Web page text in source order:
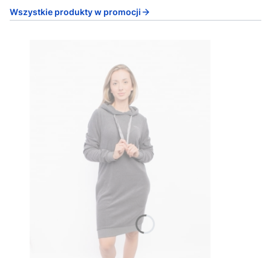
Wszystkie produkty w promocji